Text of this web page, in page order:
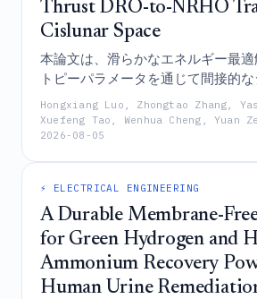
Thrust DRO-to-NRHO
Cislunar Space
本論文は、滑らかなエネルギー最
トピーパラメータを通じて間接的
定式化を初期化および誘導すること
月系における遠距離逆行軌道から近
道への燃料最適低推力遷移を解く、
トピー法を提示するものである。
Hongxiang Luo, Zhongtao Zhang,
Xuefeng Tao, Wenhua Cheng, Yuan
2026-08-05
⚡ ELECTRICAL ENGINEERING
A Durable Membrane-
for Green Hydrogen and
Ammonium Recovery
Human Urine